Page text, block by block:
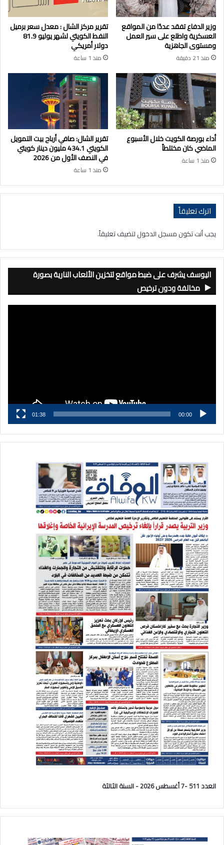
وزير الدفاع تفقد عددًا من المواقع
العسكرية واطلع على سير العمل
ومستوى الجاهزية
منذ 21 دقيقة
تقرير مركز الشال : معدل سعر برميل
النفط الكويتي لشهر يوليو 81.9
دولار أمريكي
منذ 1 ساعة
أداء بورصة الكويت خلال الأسبوع
الماضي كان مختلطاً
منذ 1 ساعة
تقرير الشال: صافي أرباح بيت التمويل
الكويتي 434.1 مليون دينار كويتي
في النصف الأول من 2026
منذ 1 ساعة
اترك تعليقاً
يجب أنت تكون مسجل الدخول لتضيف تعليقاً.
اليوسف يشرف على ضبط مواقع لتخزين الألعاب النارية بصورة
مخالفة ودون ترخيص
00:00
01:38
العدد 511 -7 أغسطس 2026 - السنة الثالثة